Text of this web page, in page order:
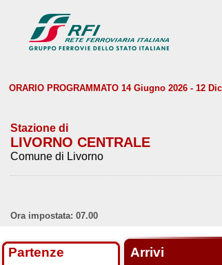
ORARIO PROGRAMMATO 14 Giugno 2026 - 12
Stazione di
LIVORNO CENTRALE
Comune di Livorno
Ora impostata: 07.00
Partenze Arrivi